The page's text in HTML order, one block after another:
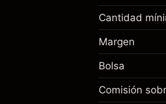
Cargos
posición
~
Dinero del
Ajuste
Cargos
posición
Cantidad
Margen
Bolsa
Comisión